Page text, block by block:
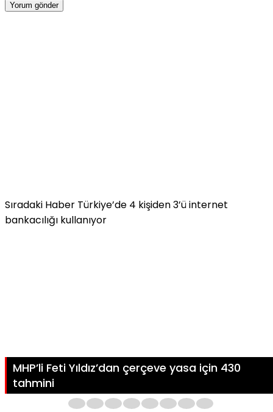
Sıradaki Haber Türkiye’de 4 kişiden 3’ü internet
bankacılığı kullanıyor
MHP’li Feti Yıldız’dan çerçeve yasa için 430
tahmini